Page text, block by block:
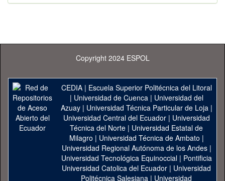
Copyright 2024 ESPOL
CEDIA| Escuela Superior Politécnica del Litoral
| Universidad de Cuenca| Universidad del
Azuay| Universidad Técnica Particular de Loja|
Universidad Central del Ecuador| Universidad
Técnica del Norte | Universidad Estatal de
Milagro | Universidad Técnica de Ambato |
Universidad Regional Autónoma de los Andes|
Universidad Tecnológica Equinoccial| Pontificia
Universidad Catolica del Ecuador | Universidad
Politécnica Salesiana | Universidad